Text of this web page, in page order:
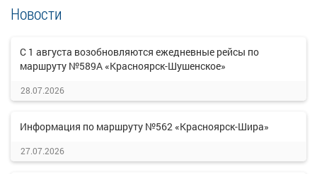
Новости
С 1 августа возобновляются ежедневные рейсы по
маршруту №589А «Красноярск-Шушенское»
28.07.2026
Информация по маршруту №562 «Красноярск-Шира»
27.07.2026